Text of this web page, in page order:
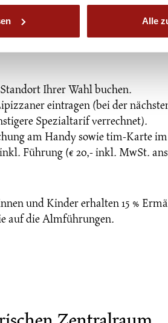
Alle
von tim sparen Sie nicht nur
an.
Ihrer Wahl buchen.
eintragen (bei der
Spezialtarif verrechnet).
am Handy sowie tim-Karte
Führung (€ 20,- inkl. MwSt.
und Kinder erhalten 15 %
auf die Almführungen.